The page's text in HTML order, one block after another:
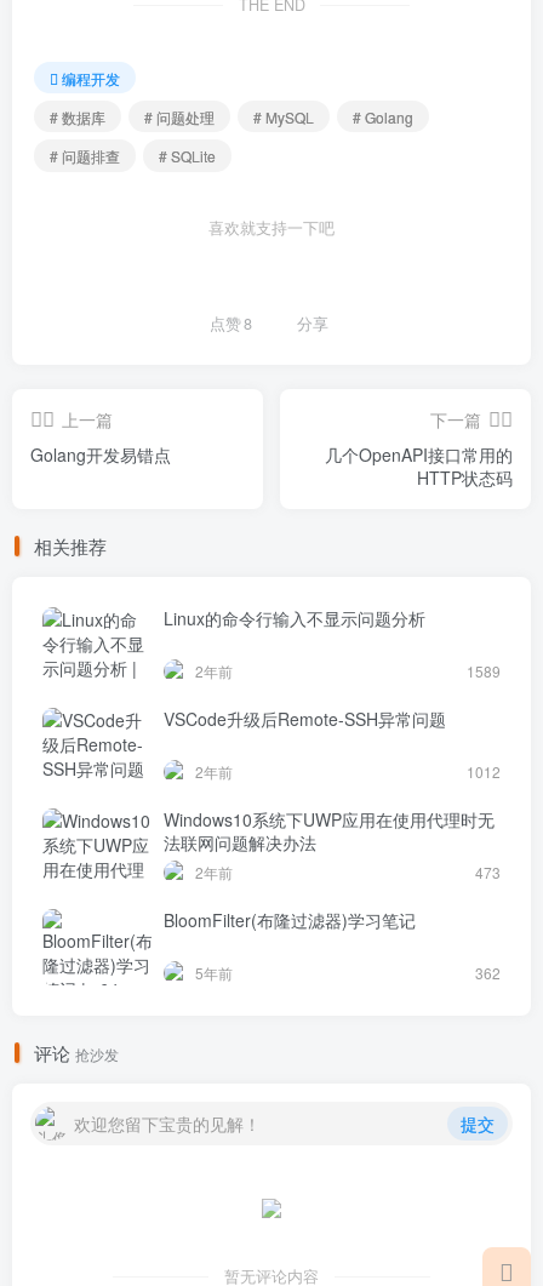
THE END
编程开发
# 数据库
# 问题处理 # MySQL
# Golang
# 问题排查
# SQLite
喜欢就支持一下吧
点赞8 分享
上一篇
Golang开发易错点
下一篇
几个OpenAPI接口常用的
HTTP状态码
相关推荐
Linux的命令行输入不显示问题分析
2年前 1589
VSCode升级后Remote-SSH异常问题
2年前 1012
Windows10系统下UWP应用在使用代理时无
法联网问题解决办法
2年前 473
BloomFilter(布隆过滤器)学习笔记
5年前 362
评论 抢沙发
欢迎您留下宝贵的见解！ 提交
暂无评论内容